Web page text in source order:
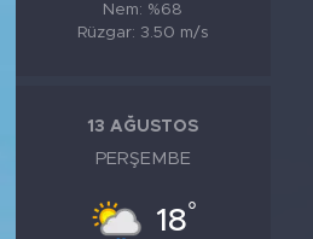
Nem: %68
Rüzgar: 3.50 m/s
13 AĞUSTOS
PERŞEMBE
18°